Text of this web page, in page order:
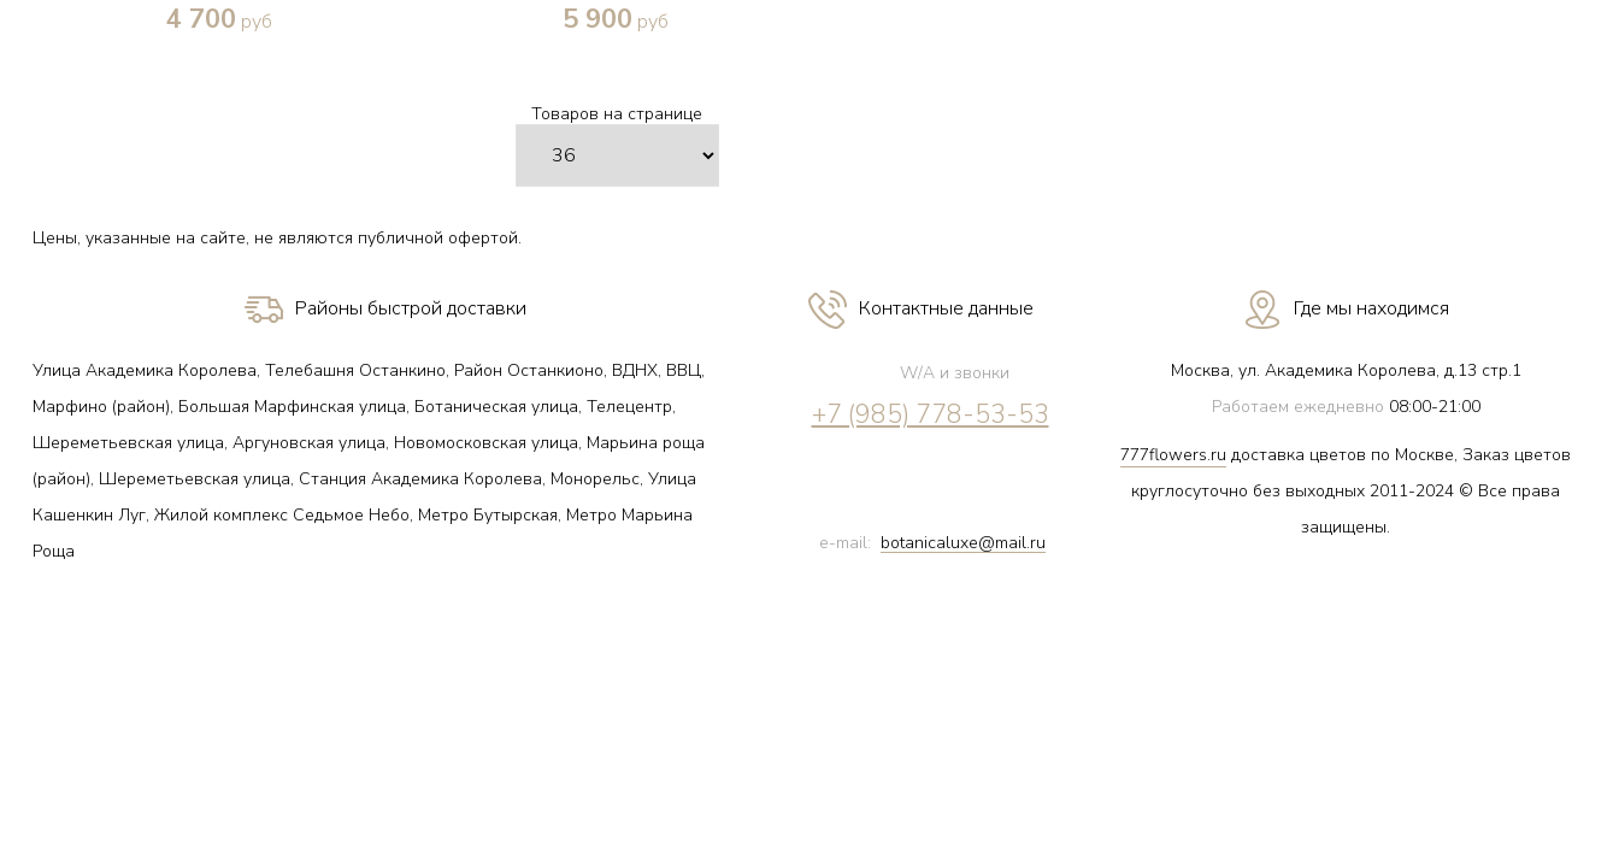
4 700 руб 5 900 руб
Товаров на странице
Цены, указанные на сайте, не являются публичной офертой.
Районы быстрой доставки
Улица Академика Королева, Телебашня Останкино, Район Останкионо, ВДНХ, ВВЦ,
Марфино (район), Большая Марфинская улица, Ботаническая улица, Телецентр,
Шереметьевская улица, Аргуновская улица, Новомосковская улица, Марьина роща
(район), Шереметьевская улица, Станция Академика Королева, Монорельс, Улица
Кашенкин Луг, Жилой комплекс Седьмое Небо, Метро Бутырская, Метро Марьина
Роща
Контактные данные
W/A и звонки
+7 (985) 778-53-53
e-mail: botanicaluxe@mail.ru
Где мы находимся
Москва, ул. Академика Королева, д.13 стр.1
Работаем ежедневно 08:00-21:00
777flowers.ru доставка цветов по Москве, Заказ цветов
круглосуточно без выходных 2011-2024 © Все права
защищены.